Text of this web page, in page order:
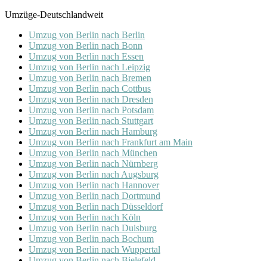
Umzüge-Deutschlandweit
Umzug von Berlin nach Berlin
Umzug von Berlin nach Bonn
Umzug von Berlin nach Essen
Umzug von Berlin nach Leipzig
Umzug von Berlin nach Bremen
Umzug von Berlin nach Cottbus
Umzug von Berlin nach Dresden
Umzug von Berlin nach Potsdam
Umzug von Berlin nach Stuttgart
Umzug von Berlin nach Hamburg
Umzug von Berlin nach Frankfurt am Main
Umzug von Berlin nach München
Umzug von Berlin nach Nürnberg
Umzug von Berlin nach Augsburg
Umzug von Berlin nach Hannover
Umzug von Berlin nach Dortmund
Umzug von Berlin nach Düsseldorf
Umzug von Berlin nach Köln
Umzug von Berlin nach Duisburg
Umzug von Berlin nach Bochum
Umzug von Berlin nach Wuppertal